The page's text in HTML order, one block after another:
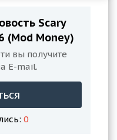
Scary
(Mod Money)
вы получите
E-mail.
0